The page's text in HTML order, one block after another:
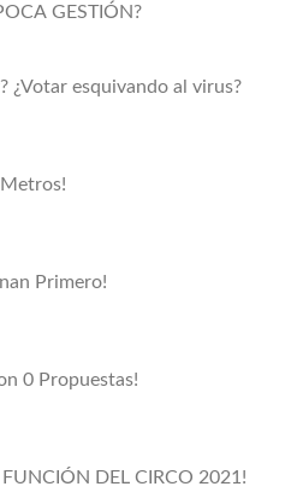
GESTIÓN?
¿Votar esquivando al virus?
Primero!
0 Propuestas!
FUNCIÓN DEL CIRCO 2021!